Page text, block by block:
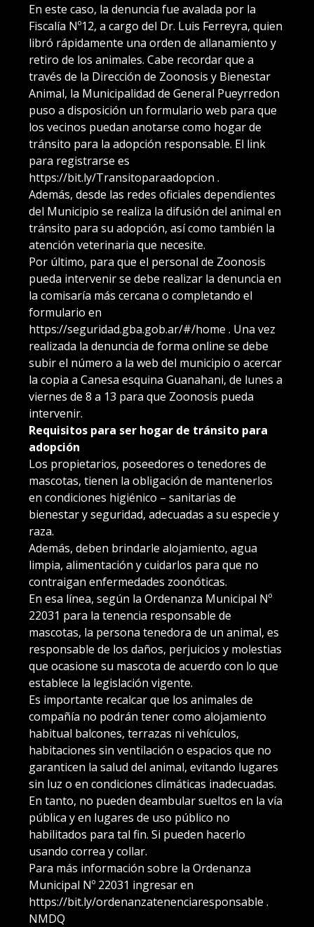
En este caso, la denuncia fue avalada por la
Fiscalía Nº12, a cargo del Dr. Luis Ferreyra, quien
libró rápidamente una orden de allanamiento y
retiro de los animales. Cabe recordar que a
través de la Dirección de Zoonosis y Bienestar
Animal, la Municipalidad de General Pueyrredon
puso a disposición un formulario web para que
los vecinos puedan anotarse como hogar de
tránsito para la adopción responsable. El link
para registrarse es
https://bit.ly/Transitoparaadopcion .
Además, desde las redes oficiales dependientes
del Municipio se realiza la difusión del animal en
tránsito para su adopción, así como también la
atención veterinaria que necesite.
Por último, para que el personal de Zoonosis
pueda intervenir se debe realizar la denuncia en
la comisaría más cercana o completando el
formulario en
https://seguridad.gba.gob.ar/#/home . Una vez
realizada la denuncia de forma online se debe
subir el número a la web del municipio o acercar
la copia a Canesa esquina Guanahani, de lunes a
viernes de 8 a 13 para que Zoonosis pueda
intervenir.
Requisitos para ser hogar de tránsito para
adopción
Los propietarios, poseedores o tenedores de
mascotas, tienen la obligación de mantenerlos
en condiciones higiénico – sanitarias de
bienestar y seguridad, adecuadas a su especie y
raza.
Además, deben brindarle alojamiento, agua
limpia, alimentación y cuidarlos para que no
contraigan enfermedades zoonóticas.
En esa línea, según la Ordenanza Municipal Nº
22031 para la tenencia responsable de
mascotas, la persona tenedora de un animal, es
responsable de los daños, perjuicios y molestias
que ocasione su mascota de acuerdo con lo que
establece la legislación vigente.
Es importante recalcar que los animales de
compañía no podrán tener como alojamiento
habitual balcones, terrazas ni vehículos,
habitaciones sin ventilación o espacios que no
garanticen la salud del animal, evitando lugares
sin luz o en condiciones climáticas inadecuadas.
En tanto, no pueden deambular sueltos en la vía
pública y en lugares de uso público no
habilitados para tal fin. Si pueden hacerlo
usando correa y collar.
Para más información sobre la Ordenanza
Municipal Nº 22031 ingresar en
https://bit.ly/ordenanzatenenciaresponsable .
NMDQ